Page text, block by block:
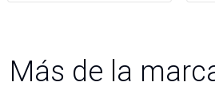
Más de la